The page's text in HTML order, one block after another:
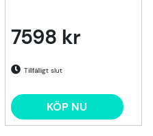
7598 kr
Tillfälligt slut
KÖP NU